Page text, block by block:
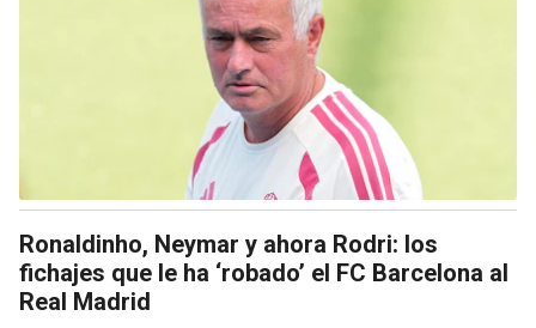
Ronaldinho, Neymar y ahora Rodri: los
fichajes que le ha ‘robado’ el FC Barcelona al
Real Madrid